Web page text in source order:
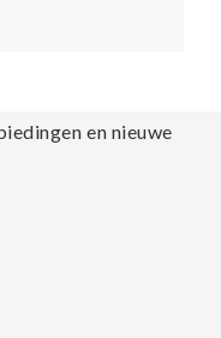
en nieuwe